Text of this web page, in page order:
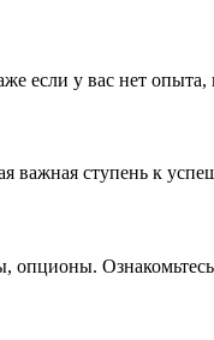
если у вас нет опыта,
важная ступень к